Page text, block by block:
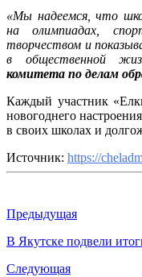
«Мы надеемся, что
на олимпиадах,
творчеством и
в общественной
комитета по делам
Каждый участник
новогоднего
в своих школах и
Источник: https://
Предыдущая
В Якутске подвели
Следующая